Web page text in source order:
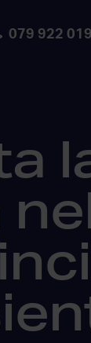
079 922